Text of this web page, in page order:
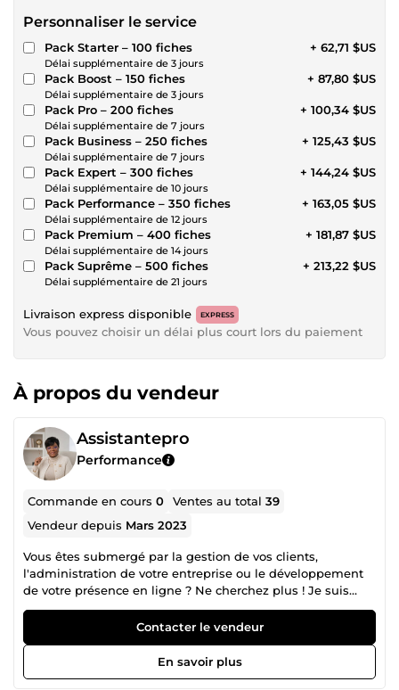
Personnaliser le service
Pack Starter – 100 fiches
Délai supplémentaire de 3 jours
+ 62,71 $US
Pack Boost – 150 fiches
Délai supplémentaire de 3 jours
+ 87,80 $US
Pack Pro – 200 fiches
Délai supplémentaire de 7 jours
+ 100,34 $US
Pack Business – 250 fiches
Délai supplémentaire de 7 jours
+ 125,43 $US
Pack Expert – 300 fiches
Délai supplémentaire de 10 jours
+ 144,24 $US
Pack Performance – 350 fiches
Délai supplémentaire de 12 jours
+ 163,05 $US
Pack Premium – 400 fiches
Délai supplémentaire de 14 jours
+ 181,87 $US
Pack Suprême – 500 fiches
Délai supplémentaire de 21 jours
+ 213,22 $US
Livraison express disponible EXPRESS
Vous pouvez choisir un délai plus court lors du paiement
À propos du vendeur
Assistantepro
Performance
Commande en cours0 Ventes au total39
Vendeur depuis Mars 2023
Vous êtes submergé par la gestion de vos clients,
l'administration de votre entreprise ou le développement
de votre présence en ligne ? Ne cherchez plus ! Je suis
Stevie Alyda Koty, assistante virtuelle certifiée et
passionnée, spécialisée dans le support client stratégique
et le support e-commerce. Mon objectif : vous aider à
gagner du temps, fidéliser vos clients et faire grandir votre
entreprise grâce à des solutions sur-mesure. Mon Parcours
Contacter le vendeur
En savoir plus